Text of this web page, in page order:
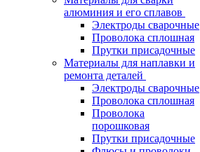
алюминия и его сплавов
Электроды сварочные
Проволока сплошная
Прутки присадочные
Материалы для наплавки и
ремонта деталей
Электроды сварочные
Проволока сплошная
Проволока
порошковая
Прутки присадочные